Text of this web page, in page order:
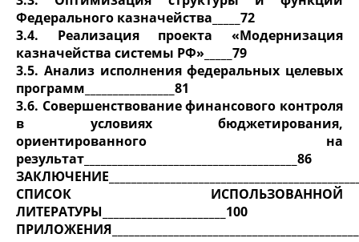
Федерального казначейства_____72
3.4. Реализация проекта «Модернизация
казначейства системы РФ»_____79
3.5. Анализ исполнения федеральных целевых
программ________________81
3.6. Совершенствование финансового контроля
в условиях бюджетирования,
ориентированного на
результат______________________________________86
СПИСОК ИСПОЛЬЗОВАННОЙ
ЛИТЕРАТУРЫ______________________100